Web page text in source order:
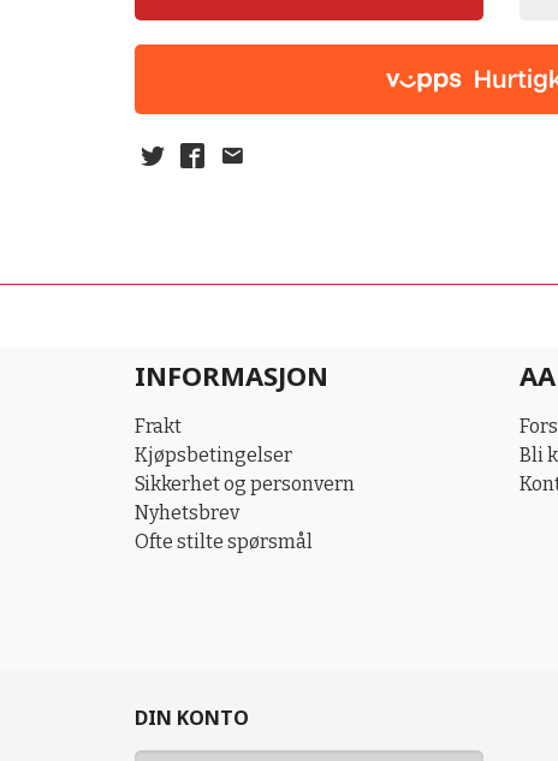
INFORMASJON
Frakt
Kjøpsbetingelser
Sikkerhet og personvern
Nyhetsbrev
Ofte stilte spørsmål
Bli
DIN KONTO